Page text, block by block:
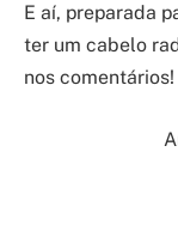
E aí, preparada
ter um cabelo
nos comentários!